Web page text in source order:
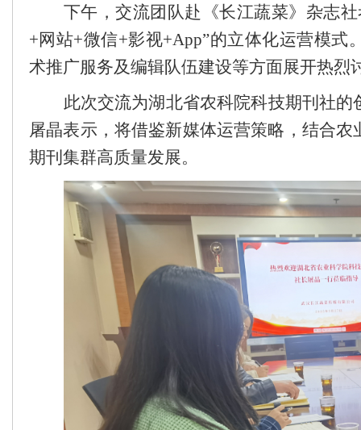
下午，交流团队赴《长江蔬菜》杂志
+网站+微信+影视+App”的立体化运营模
术推广服务及编辑队伍建设等方面展开热烈
此次交流为湖北省农科院科技期刊社的
屠晶表示，将借鉴新媒体运营策略，结合
期刊集群高质量发展。